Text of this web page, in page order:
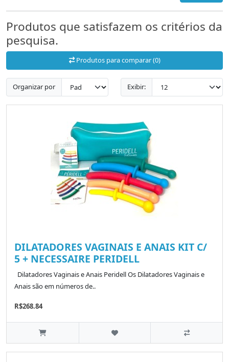
Produtos que satisfazem os critérios da
pesquisa.
Produtos para comparar (0)
Organizar por Exibir:
DILATADORES VAGINAIS E ANAIS KIT C/
5 + NECESSAIRE PERIDELL
Dilatadores Vaginais e Anais Peridell Os Dilatadores Vaginais e
Anais são em números de..
R$268.84